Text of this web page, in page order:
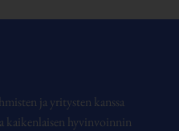
ja yritysten kanssa
kaikenlaisen hyvinvoinnin